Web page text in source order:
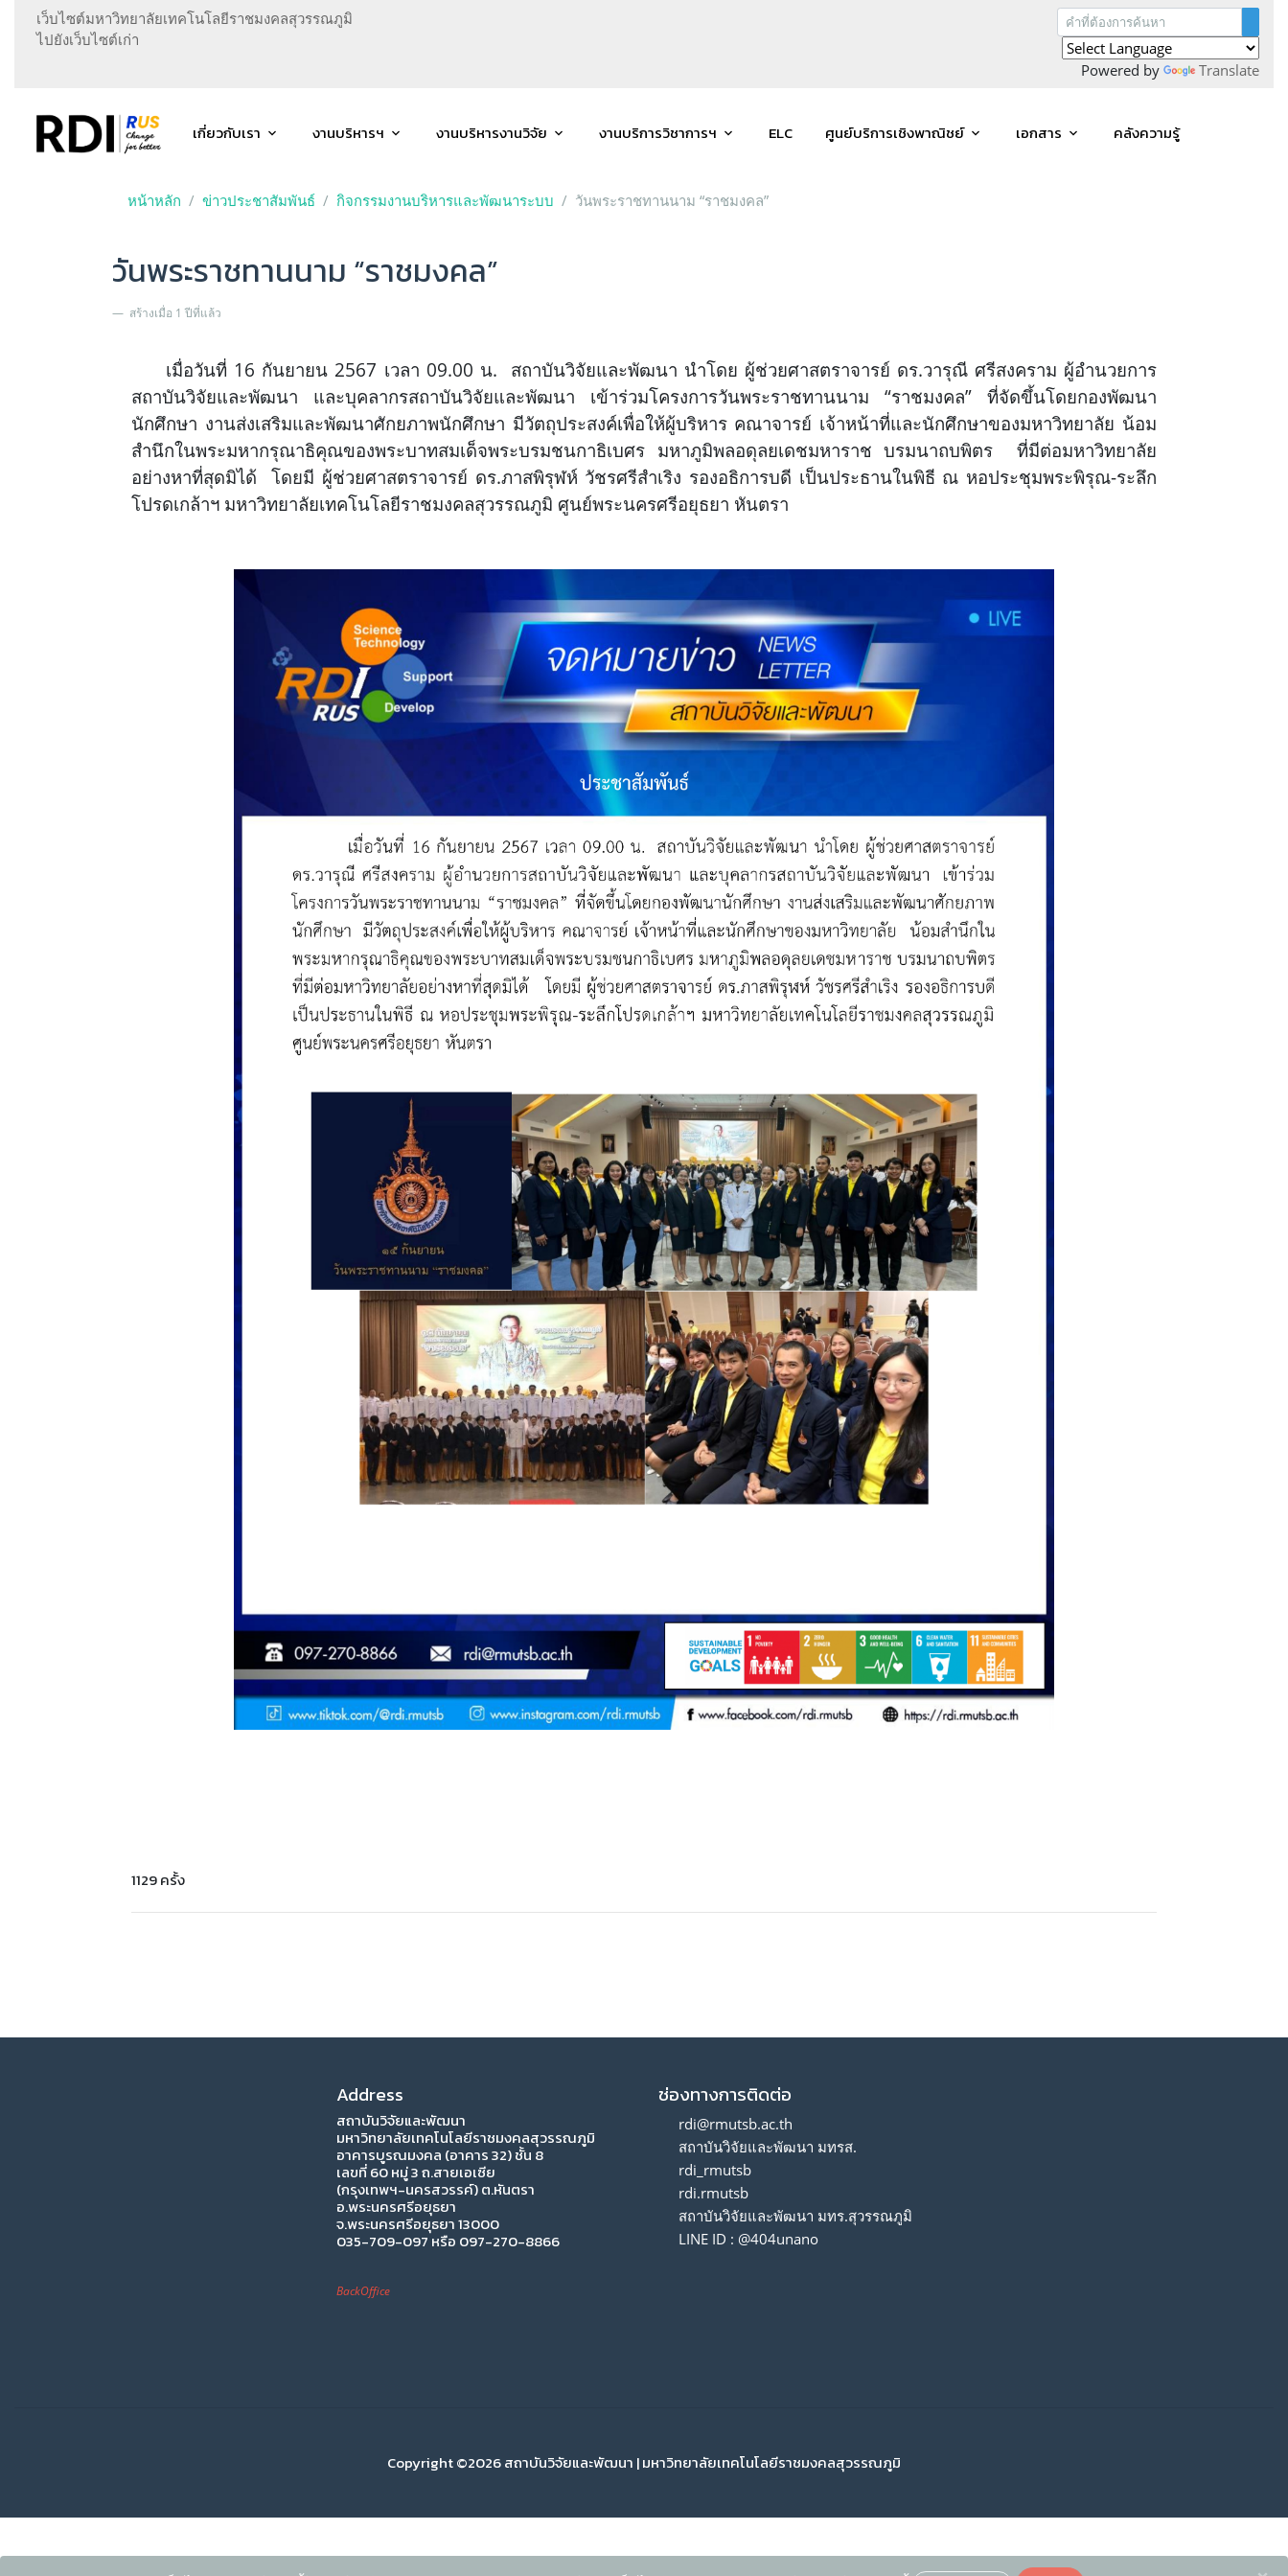
เว็บไซต์มหาวิทยาลัยเทคโนโลยีราชมงคลสุวรรณภูมิ
ไปยังเว็บไซต์เก่า
Powered by
Translate
เกี่ยวกับเรา งานบริหารฯ งานบริหารงานวิจัย งานบริการวิชาการฯ ELC ศูนย์บริการเชิงพาณิชย์ เอกสาร คลังความรู้
หน้าหลัก ข่าวประชาสัมพันธ์ กิจกรรมงานบริหารและพัฒนาระบบ วันพระราชทานนาม “ราชมงคล”
วันพระราชทานนาม “ราชมงคล”
สร้างเมื่อ 1 ปีที่แล้ว
เมื่อวันที่ 16 กันยายน 2567 เวลา 09.00 น. สถาบันวิจัยและพัฒนา นำโดย ผู้ช่วยศาสตราจารย์ ดร.วารุณี ศรีสงคราม ผู้อำนวยการ
สถาบันวิจัยและพัฒนา และบุคลากรสถาบันวิจัยและพัฒนา เข้าร่วมโครงการวันพระราชทานนาม “ราชมงคล” ที่จัดขึ้นโดยกองพัฒนา
นักศึกษา งานส่งเสริมและพัฒนาศักยภาพนักศึกษา มีวัตถุประสงค์เพื่อให้ผู้บริหาร คณาจารย์ เจ้าหน้าที่และนักศึกษาของมหาวิทยาลัย น้อม
สำนึกในพระมหากรุณาธิคุณของพระบาทสมเด็จพระบรมชนกาธิเบศร มหาภูมิพลอดุลยเดชมหาราช บรมนาถบพิตร ที่มีต่อมหาวิทยาลัย
อย่างหาที่สุดมิได้ โดยมี ผู้ช่วยศาสตราจารย์ ดร.ภาสพิรุฬห์ วัชรศรีสำเริง รองอธิการบดี เป็นประธานในพิธี ณ หอประชุมพระพิรุณ-ระลึก
โปรดเกล้าฯ มหาวิทยาลัยเทคโนโลยีราชมงคลสุวรรณภูมิ ศูนย์พระนครศรีอยุธยา หันตรา
1129 ครั้ง
Address
สถาบันวิจัยและพัฒนา
มหาวิทยาลัยเทคโนโลยีราชมงคลสุวรรณภูมิ
อาคารบูรณมงคล (อาคาร 32) ชั้น 8
เลขที่ 60 หมู่ 3 ถ.สายเอเซีย
(กรุงเทพฯ-นครสวรรค์) ต.หันตรา
อ.พระนครศรีอยุธยา
จ.พระนครศรีอยุธยา 13000
035-709-097 หรือ 097-270-8866
BackOffice
ช่องทางการติดต่อ
rdi@rmutsb.ac.th
สถาบันวิจัยและพัฒนา มทรส.
rdi_rmutsb
rdi.rmutsb
สถาบันวิจัยและพัฒนา มทร.สุวรรณภูมิ
LINE ID : @404unano
Copyright ©2026 สถาบันวิจัยและพัฒนา | มหาวิทยาลัยเทคโนโลยีราชมงคลสุวรรณภูมิ